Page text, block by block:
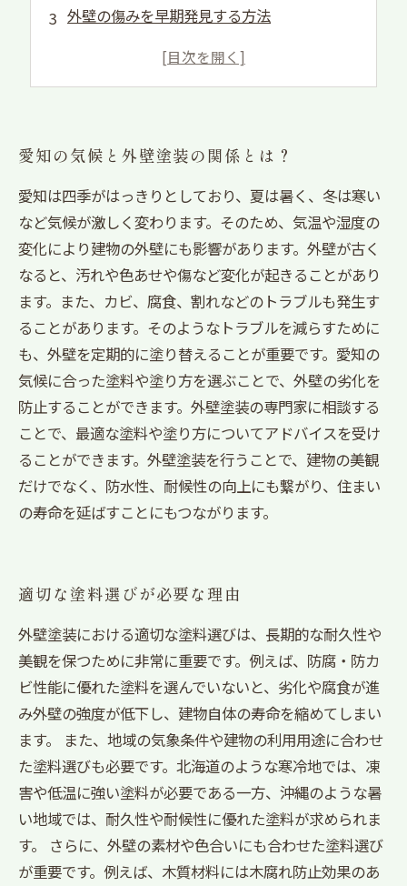
外壁の傷みを早期発見する方法
施工時の注意点と効果的なメンテナンス方法
愛知の気候と外壁塗装の関係とは？
愛知は四季がはっきりとしており、夏は暑く、冬は寒い
など気候が激しく変わります。そのため、気温や湿度の
変化により建物の外壁にも影響があります。外壁が古く
なると、汚れや色あせや傷など変化が起きることがあり
ます。また、カビ、腐食、割れなどのトラブルも発生す
ることがあります。そのようなトラブルを減らすために
も、外壁を定期的に塗り替えることが重要です。愛知の
気候に合った塗料や塗り方を選ぶことで、外壁の劣化を
防止することができます。外壁塗装の専門家に相談する
ことで、最適な塗料や塗り方についてアドバイスを受け
ることができます。外壁塗装を行うことで、建物の美観
だけでなく、防水性、耐候性の向上にも繋がり、住まい
の寿命を延ばすことにもつながります。
適切な塗料選びが必要な理由
外壁塗装における適切な塗料選びは、長期的な耐久性や
美観を保つために非常に重要です。例えば、防腐・防カ
ビ性能に優れた塗料を選んでいないと、劣化や腐食が進
み外壁の強度が低下し、建物自体の寿命を縮めてしまい
ます。 また、地域の気象条件や建物の利用用途に合わせ
た塗料選びも必要です。北海道のような寒冷地では、凍
害や低温に強い塗料が必要である一方、沖縄のような暑
い地域では、耐久性や耐候性に優れた塗料が求められま
す。 さらに、外壁の素材や色合いにも合わせた塗料選び
が重要です。例えば、木質材料には木腐れ防止効果のあ